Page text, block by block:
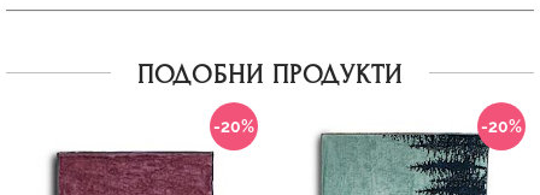
ПОДОБНИ ПРОДУКТИ
-20% -20%